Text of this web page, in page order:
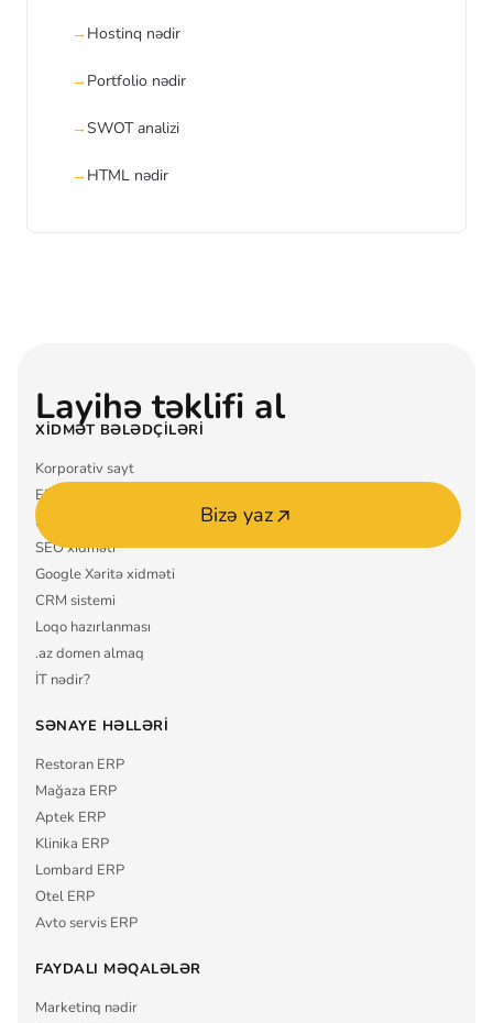
Hostinq nədir
Portfolio nədir
SWOT analizi
HTML nədir
XIDMƏT BƏLƏDÇILƏRI
Korporativ sayt
ERP sistemi
Mobil tətbiq MVP
SEO xidməti
Google Xəritə xidməti
CRM sistemi
Loqo hazırlanması
.az domen almaq
İT nədir?
SƏNAYE HƏLLƏRI
Restoran ERP
Mağaza ERP
Aptek ERP
Klinika ERP
Lombard ERP
Otel ERP
Avto servis ERP
FAYDALI MƏQALƏLƏR
Marketinq nədir
Layihə təklifi al
Bizə yaz